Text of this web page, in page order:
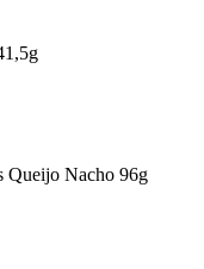
Queijo Nacho 96g